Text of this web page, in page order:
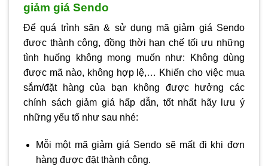
giảm giá Sendo
Để quá trình săn & sử dụng mã giảm giá Sendo
được thành công, đồng thời hạn chế tối ưu những
tình huống không mong muốn như: Không dùng
được mã nào, không hợp lệ,… Khiến cho việc mua
sắm/đặt hàng của bạn không được hưởng các
chính sách giảm giá hấp dẫn, tốt nhất hãy lưu ý
những yếu tố như sau nhé:
Mỗi một mã giảm giá Sendo sẽ mất đi khi đơn
hàng được đặt thành công.